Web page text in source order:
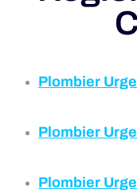
Plombier
Plombier
Plombier